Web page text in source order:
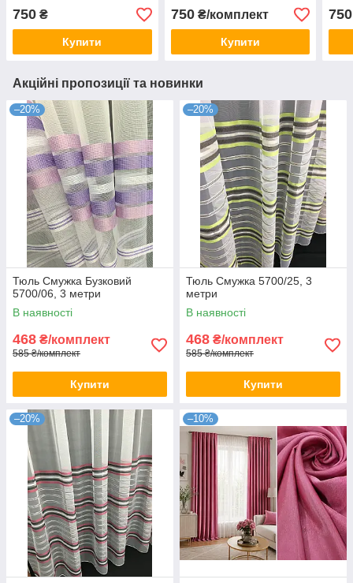
750 ₴
Купити
750₴/комплект
Купити
750
Акційні пропозиції та новинки
–20%
Тюль Смужка Бузковий
5700/06, 3 метри
В наявності
468 ₴/комплект
585 ₴/комплект
Купити
–20%
Тюль Смужка 5700/25, 3
метри
В наявності
468 ₴/комплект
585 ₴/комплект
Купити
–20% –10%